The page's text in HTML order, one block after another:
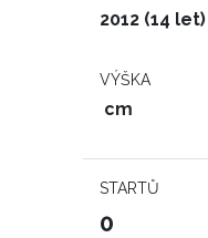
2012 (14 let)
VÝŠKA
cm
STARTŮ
0